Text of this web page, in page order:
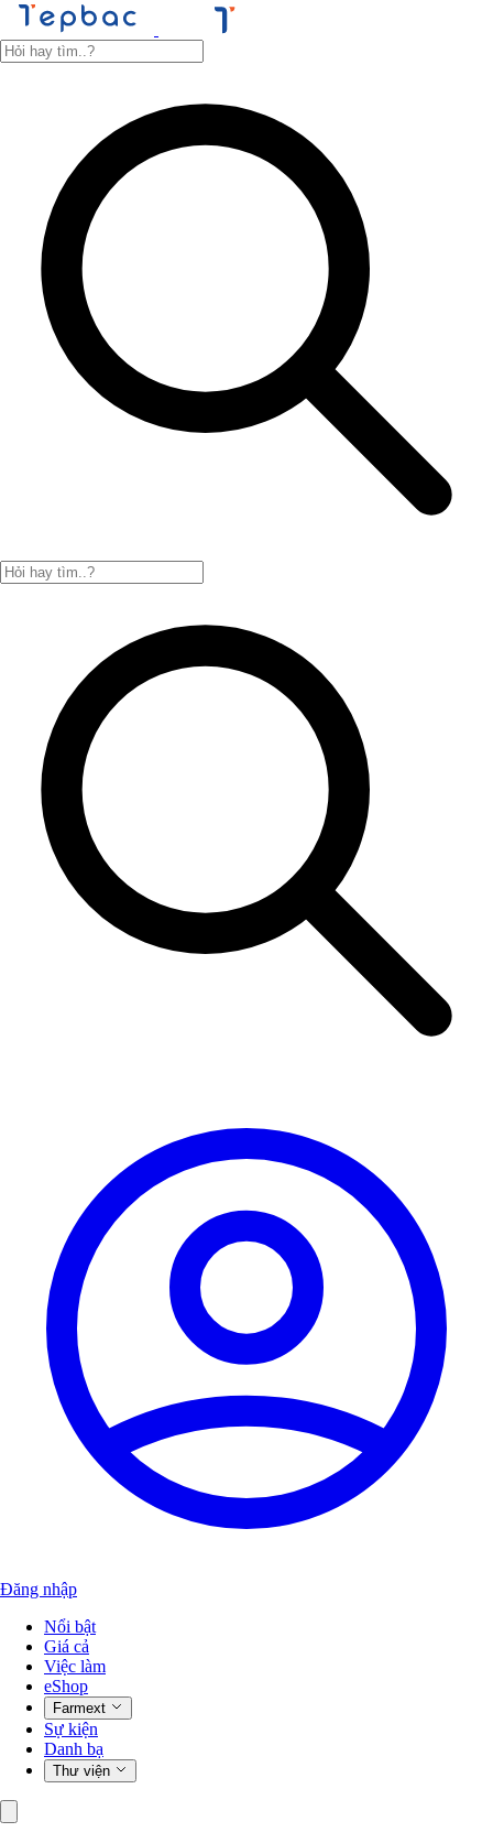
Đăng nhập
Nổi bật
Giá cả
Việc làm
eShop
Farmext
Sự kiện
Danh bạ
Thư viện